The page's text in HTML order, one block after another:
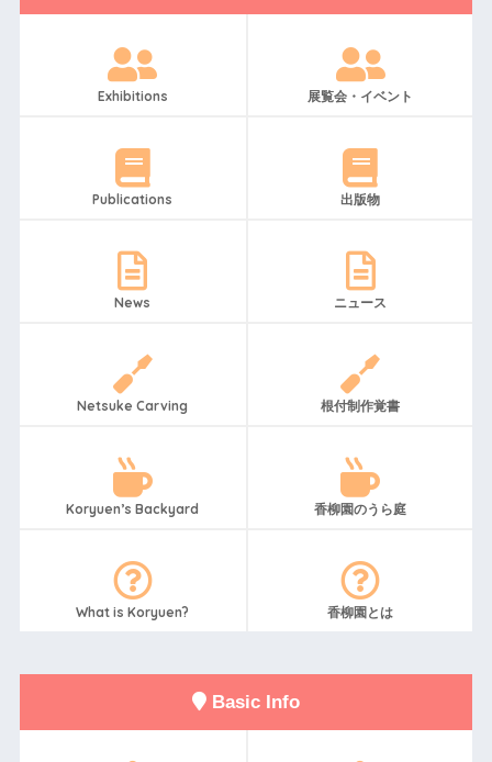
Exhibitions 展覧会・イベント
Publications 出版物
News ニュース
Netsuke Carving 根付制作覚書
Koryuen’s Backyard 香柳園のうら庭
What is Koryuen? 香柳園とは
Basic Info